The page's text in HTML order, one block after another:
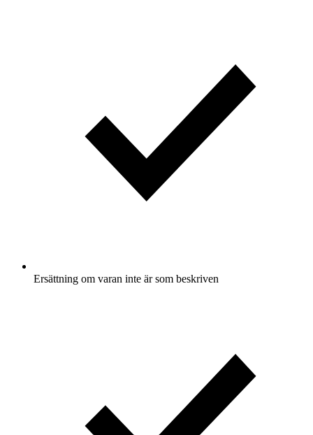
Ersättning om varan inte är som beskriven